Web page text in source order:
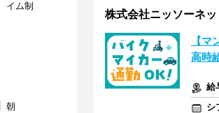
イム制
朝
株式会社ニッソーネ
【
高時
給
シ